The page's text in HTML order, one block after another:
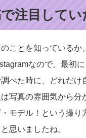
注目して
ことを知っているか
なので、最初
べた時に、どれだけ
写真の雰囲気から分
モデル！という撮
思いましたね。